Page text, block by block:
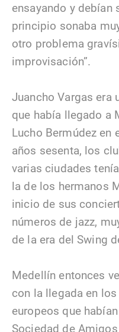
ensayando y debían
principio sonaba
otro problema
improvisación”.
Juancho Vargas era
que había llegado a
Lucho Bermúdez en
años sesenta, los
varias ciudades
la de los hermanos
inicio de sus
números de jazz,
de la era del Swing
Medellín entonces
con la llegada en
europeos que
Sociedad de